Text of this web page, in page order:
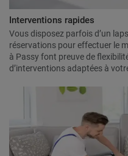
Interventions rapides
Vous disposez parfois d’un
réservations pour effectuer le
à Passy font preuve de
d’interventions adaptées à